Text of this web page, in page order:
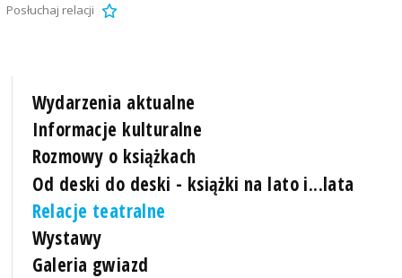
Posłuchaj relacji
Wydarzenia aktualne
Informacje kulturalne
Rozmowy o książkach
Od deski do deski - książki na lato i...lata
Relacje teatralne
Wystawy
Galeria gwiazd